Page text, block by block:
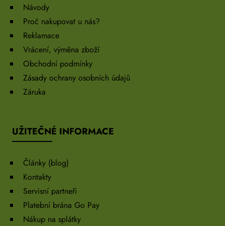
Návody
Proč nakupovat u nás?
Reklamace
Vrácení, výměna zboží
Obchodní podmínky
Zásady ochrany osobních údajů
Záruka
UŽITEČNÉ INFORMACE
Články (blog)
Kontakty
Servisní partneři
Platební brána Go Pay
Nákup na splátky